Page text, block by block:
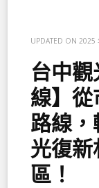
UPDATED ON 2025
台中觀
線】從
路線，
光復新
區！